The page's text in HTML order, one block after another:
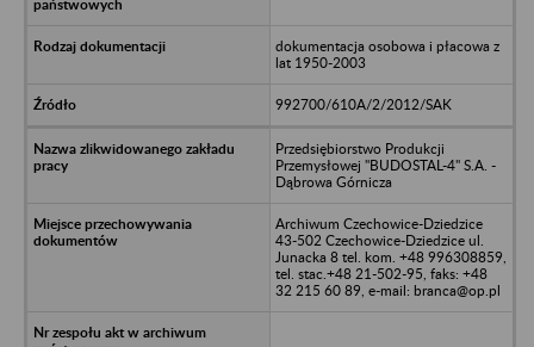
dokumentacja osobowa i płacowa z
lat 1950-2003
992700/610A/2/2012/SAK
Przedsiębiorstwo Produkcji
Przemysłowej "BUDOSTAL-4" S.A. -
Dąbrowa Górnicza
Archiwum Czechowice-Dziedzice
43-502 Czechowice-Dziedzice ul.
Junacka 8 tel. kom. +48 996308859,
tel. stac.+48 21-502-95, faks: +48
32 215 60 89, e-mail: branca@op.pl